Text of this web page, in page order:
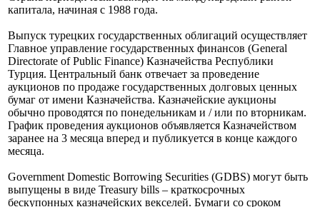
бумаги дают право владельцам получать доход от таких
• Еврооблигации – международные бумаги Казначейства.
Страна периодически выходит на международный рынок
капитала, начиная с 1988 года.
Выпуск турецких государственных облигаций осуществляет
Главное управление государственных финансов (General
Directorate of Public Finance) Казначейства Республики
Турция. Центральный банк отвечает за проведение
аукционов по продаже государственных долговых ценных
бумаг от имени Казначейства. Казначейские аукционы
График проведения аукционов объявляется Казначейством
заранее на 3 месяца вперед и публикуется в конце каждого
месяца.